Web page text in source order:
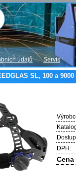
SL, 100 a 9000
údajů Servis
DPH: